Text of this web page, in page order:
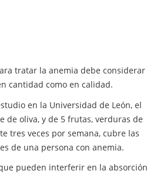
tratar la anemia debe considerar
cantidad como en calidad.
en la Universidad de León, el
de oliva, y de 5 frutas, verduras de
tres veces por semana, cubre las
de una persona con anemia.
pueden interferir en la absorción